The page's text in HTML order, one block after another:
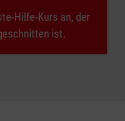
Hilfe-Kurs an, der
ist.